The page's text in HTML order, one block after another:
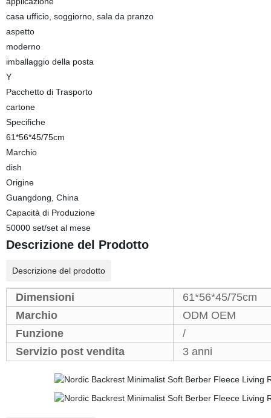
casa ufficio, soggiorno, sala da pranzo
aspetto
moderno
imballaggio della posta
Y
Pacchetto di Trasporto
cartone
Specifiche
61*56*45/75cm
Marchio
dish
Origine
Guangdong, China
Capacità di Produzione
50000 set/set al mese
Descrizione del Prodotto
Descrizione del prodotto
Dimensioni
61*56*45/75cm
Marchio
ODM OEM
Funzione
/
Servizio post vendita
3 anni